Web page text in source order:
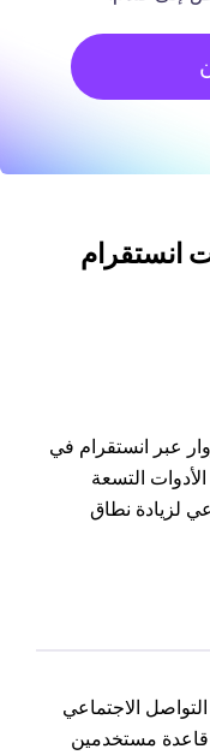
انستقرام
عبر انستقرام في
التسعة
لزيادة نطاق
الاجتماعي
قاعدة مستخدمين